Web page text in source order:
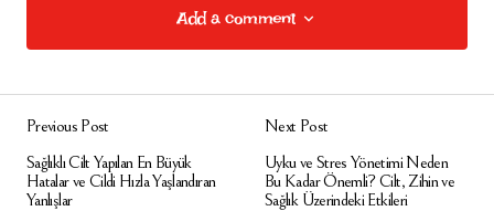
Add a comment
Add a comment
alanlar*ile işaretlenmişlerdir
Previous Post
Sağlıklı Cilt Yapılan En Büyük
Hatalar ve Cildi Hızla Yaşlandıran
Yanlışlar
Next Post
Uyku ve Stres Yönetimi Neden
Bu Kadar Önemli? Cilt, Zihin ve
Sağlık Üzerindeki Etkileri